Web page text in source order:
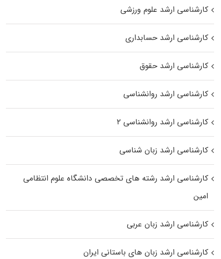
کارشناسی ارشد علوم ورزشی
کارشناسی ارشد حسابداری
کارشناسی ارشد حقوق
کارشناسی ارشد روانشناسی
کارشناسی ارشد روانشناسی ۲
کارشناسی ارشد زبان شناسی
کارشناسی ارشد رﺷﺘﻪ ﻫﺎی تخصصی داﻧﺸﮕﺎه ﻋﻠﻮم انتظامی
اﻣﻴﻦ
کارشناسی ارشد زبان عربی
کارشناسی ارشد زبان‌ های باستانی ایران